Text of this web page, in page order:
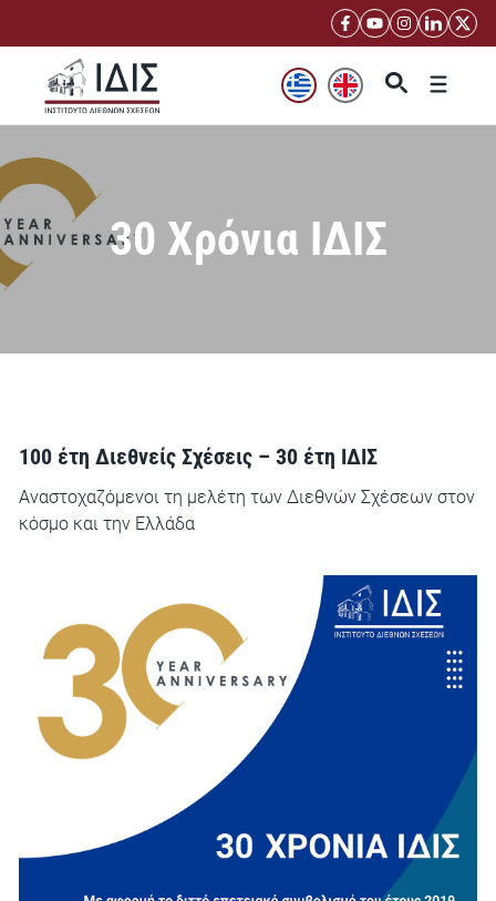
περιεχόμενο
Μενού
30 Χρόνια ΙΔΙΣ
100 έτη Διεθνείς Σχέσεις – 30 έτη ΙΔΙΣ
Αναστοχαζόμενοι τη μελέτη των Διεθνών Σχέσεων στον
κόσμο και την Ελλάδα